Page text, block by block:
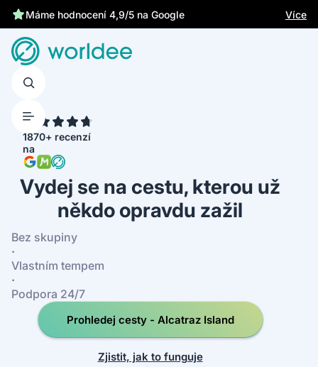
Máme hodnocení 4,9/5 na Google
Více
1870+ recenzí
na
Vydej se na cestu, kterou už
někdo opravdu zažil
Bez skupiny
·
Vlastním tempem
·
Podpora 24/7
Prohledej cesty - Alcatraz Island
Zjistit, jak to funguje